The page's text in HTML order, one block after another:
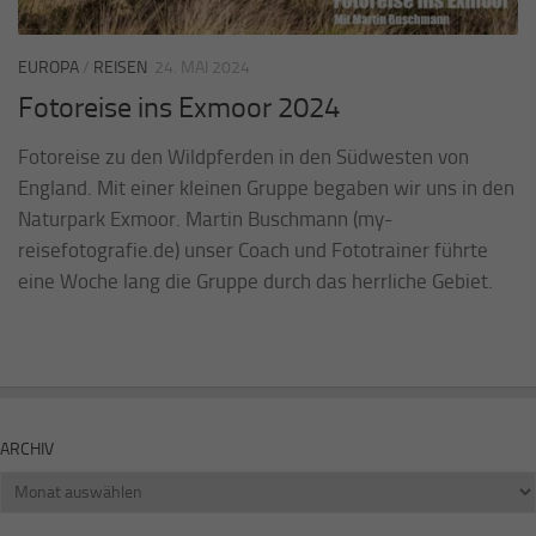
EUROPA / REISEN 24. MAI 2024
Fotoreise ins Exmoor 2024
Fotoreise zu den Wildpferden in den Südwesten von
England. Mit einer kleinen Gruppe begaben wir uns in den
Naturpark Exmoor. Martin Buschmann (my-
reisefotografie.de) unser Coach und Fototrainer führte
eine Woche lang die Gruppe durch das herrliche Gebiet.
ARCHIV
Archiv